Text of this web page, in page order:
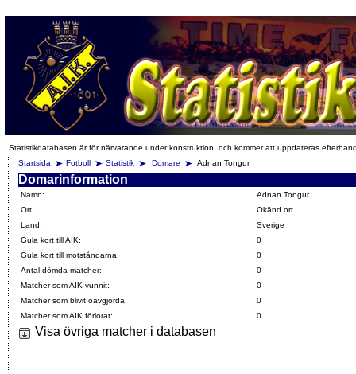
Statistikdatabasen är för närvarande under konstruktion, och kommer att uppdateras
Startsida
Fotboll Statistik Domare Adnan Tongur
Domarinformation
Namn:
Adnan Tongur
Ort:
Okänd ort
Land:
Sverige
Gula kort till AIK:
0
Gula kort till motståndarna:
0
Antal dömda matcher:
0
Matcher som AIK vunnit:
0
Matcher som blivit oavgjorda:
0
Matcher som AIK förlorat:
0
Visa övriga matcher i databasen